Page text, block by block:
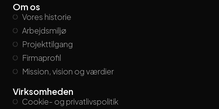
Om os
Vores historie
Arbejdsmiljø
Projekttilgang
Firmaprofil
Mission, vision og værdier
Virksomheden
Cookie- og privatlivspolitik